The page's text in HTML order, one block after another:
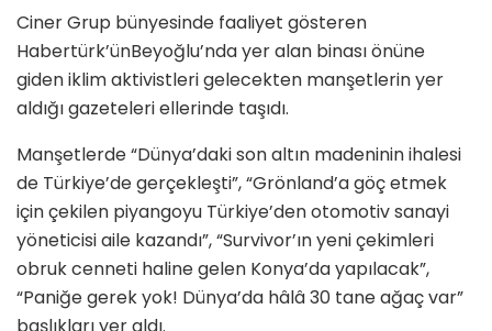
Ciner Grup bünyesinde faaliyet gösteren
Habertürk’ünBeyoğlu’nda yer alan binası önüne
giden iklim aktivistleri gelecekten manşetlerin yer
aldığı gazeteleri ellerinde taşıdı.
Manşetlerde “Dünya’daki son altın madeninin ihalesi
de Türkiye’de gerçekleşti”, “Grönland’a göç etmek
için çekilen piyangoyu Türkiye’den otomotiv sanayi
yöneticisi aile kazandı”, “Survivor’ın yeni çekimleri
obruk cenneti haline gelen Konya’da yapılacak”,
“Paniğe gerek yok! Dünya’da hâlâ 30 tane ağaç var”